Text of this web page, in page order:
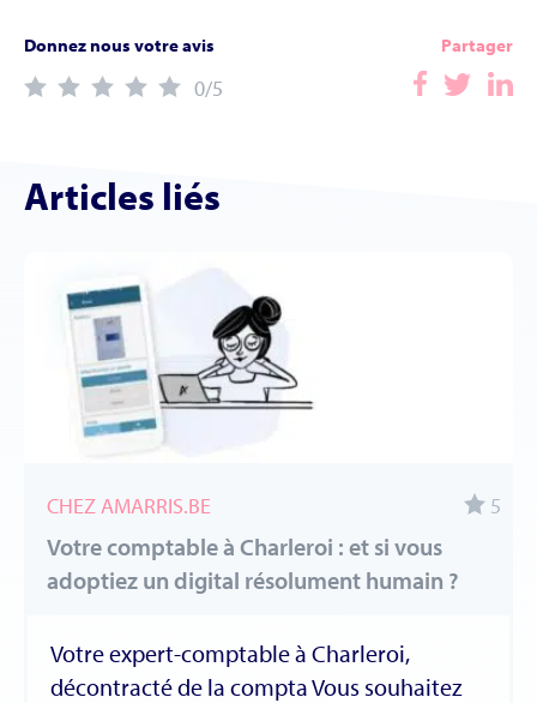
Donnez nous votre avis
0/5
Partager
Articles liés
CHEZ AMARRIS.BE 5
Votre comptable à Charleroi : et si vous
adoptiez un digital résolument humain ?
Votre expert-comptable à Charleroi,
décontracté de la compta Vous souhaitez